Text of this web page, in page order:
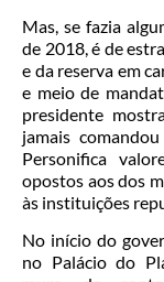
Mas, se fazia
de 2018, é de
e da reserva em
e meio de
presidente
jamais
Personifica
opostos aos dos
às instituições
No início do
no Palácio do